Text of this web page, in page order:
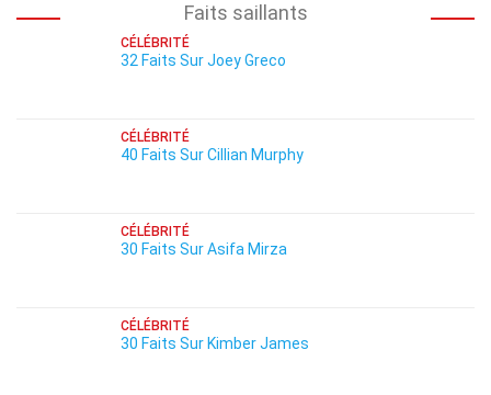
Faits saillants
CÉLÉBRITÉ
32 Faits Sur Joey Greco
CÉLÉBRITÉ
40 Faits Sur Cillian Murphy
CÉLÉBRITÉ
30 Faits Sur Asifa Mirza
CÉLÉBRITÉ
30 Faits Sur Kimber James